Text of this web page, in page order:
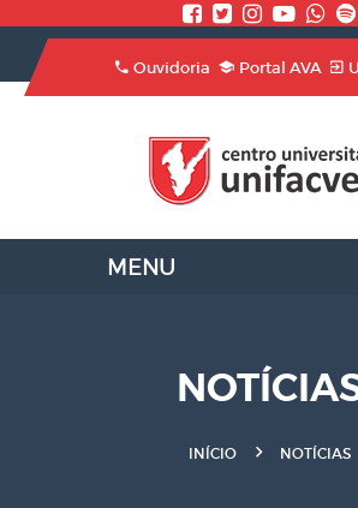
Ouvidoria Portal AVA
INÍCIO NOTÍCIAS